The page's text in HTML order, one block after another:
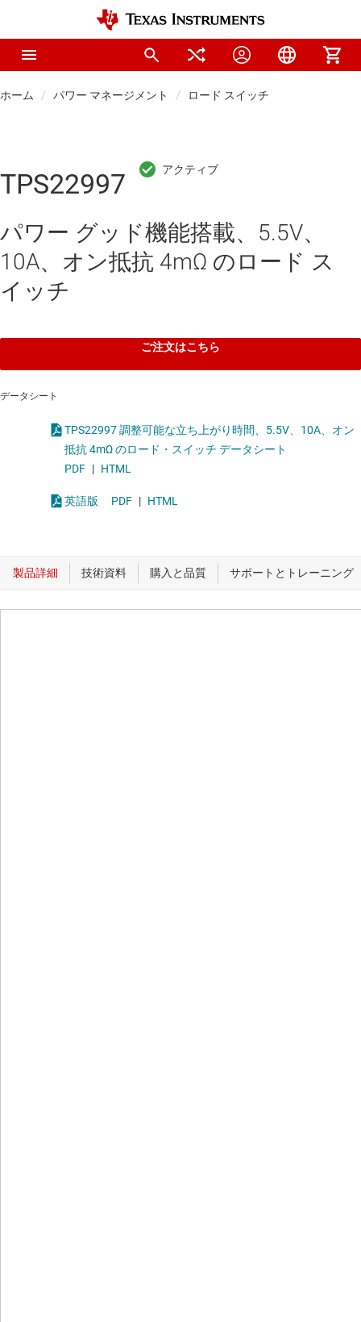
ホーム パワー マネージメント ロード スイッチ
TPS22997
パワー グッド機能搭載、5.5V、
10A、オン抵抗 4mΩ のロード ス
イッチ
ご注文はこちら
データシート
TPS22997 調整可能な立ち上がり時間、5.5V、10A、オン
抵抗 4mΩ のロード・スイッチ データシート
PDF | HTML
英語版 PDF | HTML